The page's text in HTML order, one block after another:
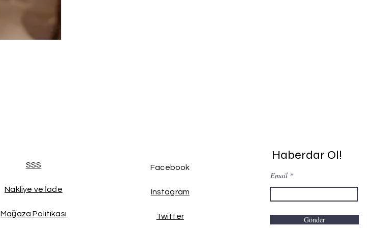
SSS
Nakliye ve İade
Mağaza Politikası
Facebook
Instagram
Twitter
Haberdar Ol!
Email
Gönder